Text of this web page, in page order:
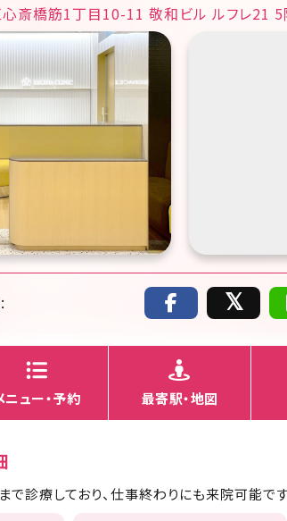
斎橋筋1丁目10-11 敬和ビル ルフレ21 5
ニュー・予約 最寄駅・地図
で診療しており、仕事終わりにも来院可能で